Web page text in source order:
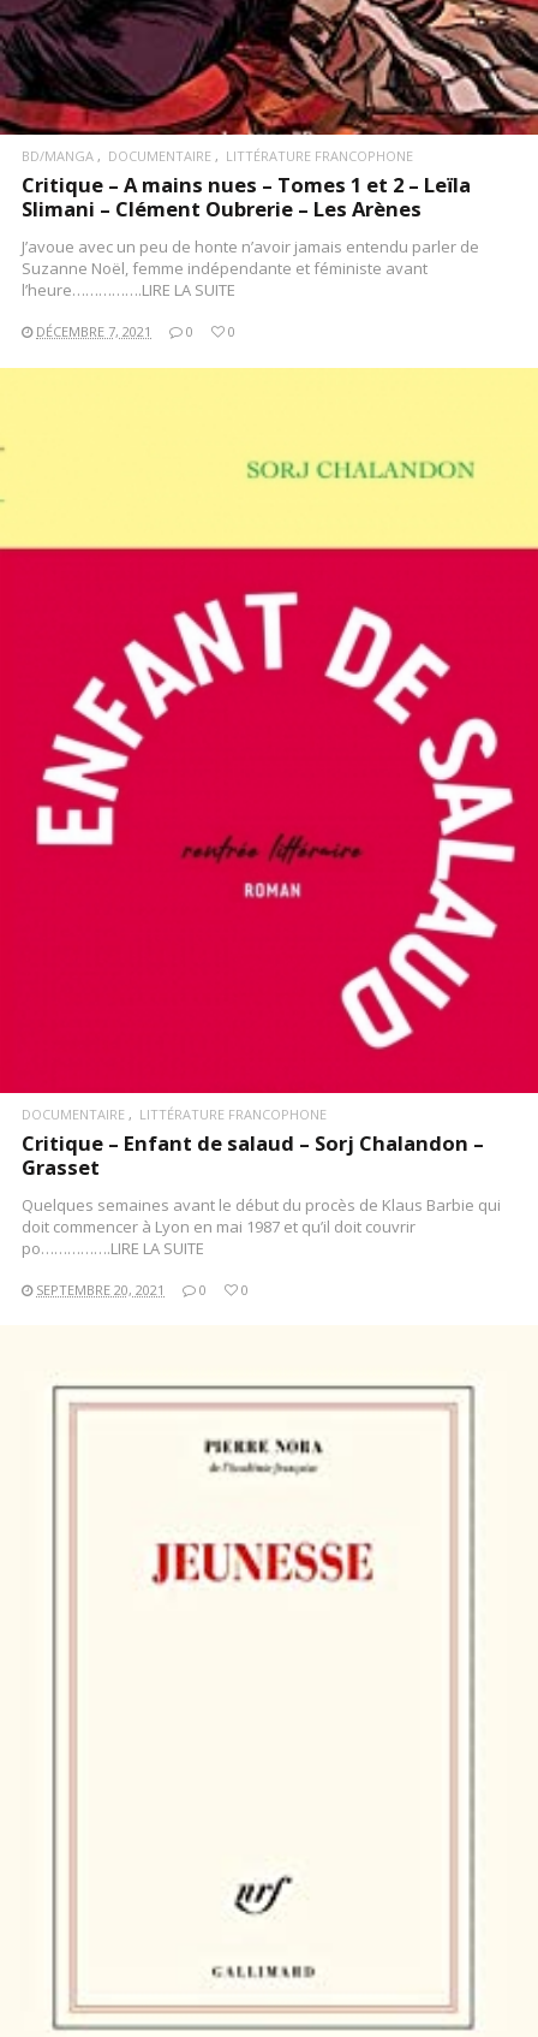
BD/MANGA DOCUMENTAIRE LITTÉRATURE FRANCOPHONE
Critique – A mains nues – Tomes 1 et 2 – Leïla
Slimani – Clément Oubrerie – Les Arènes
J’avoue avec un peu de honte n’avoir jamais entendu parler de
Suzanne Noël, femme indépendante et féministe avant
l’heure…………….LIRE LA SUITE
DÉCEMBRE 7, 2021 0 0
DOCUMENTAIRE LITTÉRATURE FRANCOPHONE
Critique – Enfant de salaud – Sorj Chalandon –
Grasset
Quelques semaines avant le début du procès de Klaus Barbie qui
doit commencer à Lyon en mai 1987 et qu’il doit couvrir
po…………….LIRE LA SUITE
SEPTEMBRE 20, 2021 0 0